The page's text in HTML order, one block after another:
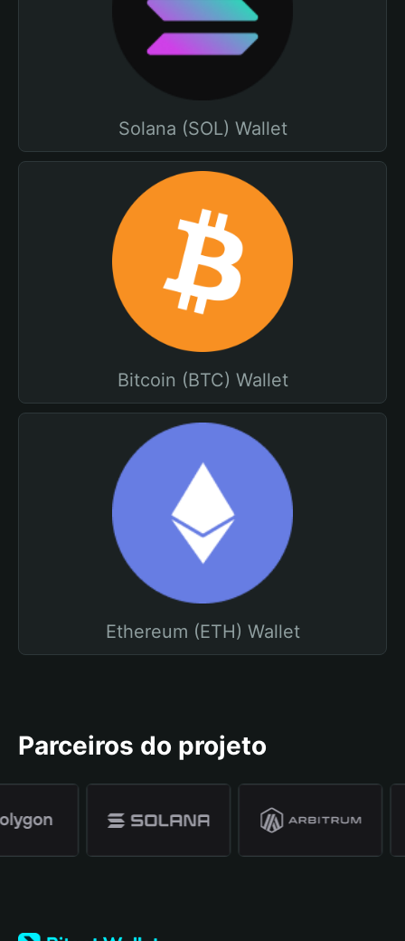
Solana (SOL) Wallet
Bitcoin (BTC) Wallet
Ethereum (ETH) Wallet
Parceiros do projeto